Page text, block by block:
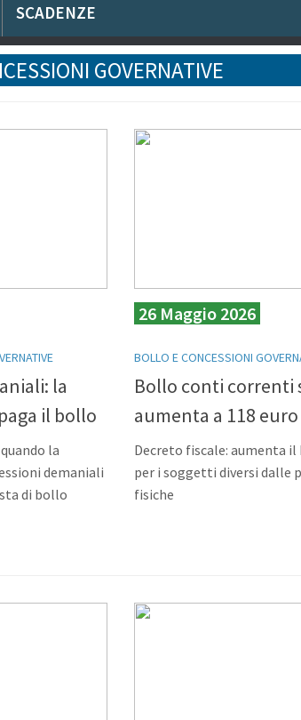
SCADENZE
GOVERNATIVE
la
il bollo
la
demaniali
di bollo
26 Maggio 2026
BOLLO E CONCESSIONI
Bollo conti correnti
aumenta a 118 euro
Decreto fiscale: aumenta
per i soggetti diversi dalle
fisiche